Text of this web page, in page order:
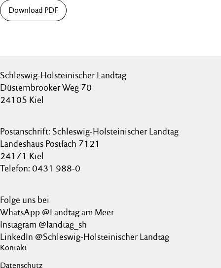
Download PDF
Schleswig-Holsteinischer Landtag
Düsternbrooker Weg 70
24105 Kiel
Postanschrift: Schleswig-Holsteinischer Landtag
Landeshaus Postfach 7121
24171 Kiel
Telefon: 0431 988-0
Folge uns bei
WhatsApp @Landtag am Meer
Instagram @landtag_sh
LinkedIn @Schleswig-Holsteinischer Landtag
Kontakt
Datenschutz